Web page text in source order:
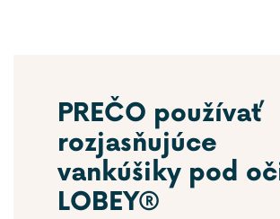
PREČO používať
rozjasňujúce
vankúšiky pod
LOBEY®